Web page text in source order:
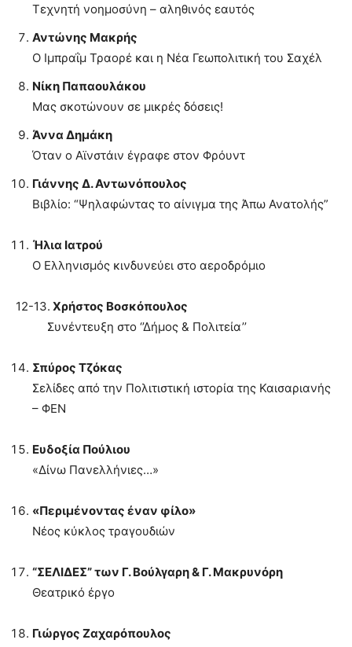
Τεχνητή νοημοσύνη – αληθινός εαυτός
Αντώνης Μακρής
Ο Ιμπραΐμ Τραορέ και η Νέα Γεωπολιτική του Σαχέλ
Νίκη Παπαουλάκου
Μας σκοτώνουν σε μικρές δόσεις!
Άννα Δημάκη
Όταν ο Αϊνστάιν έγραφε στον Φρόυντ
Γιάννης Δ. Αντωνόπουλος
Βιβλίο: “Ψηλαφώντας το αίνιγμα της Άπω Ανατολής”
Ήλια Ιατρού
Ο Ελληνισμός κινδυνεύει στο αεροδρόμιο
12-13. Χρήστος Βοσκόπουλος
Συνέντευξη στο ‘’Δήμος & Πολιτεία’’
Σπύρος Τζόκας
Σελίδες από την Πολιτιστική ιστορία της Καισαριανής
– ΦΕΝ
Ευδοξία Πούλιου
«Δίνω Πανελλήνιες…»
«Περιμένοντας έναν φίλο»
Νέος κύκλος τραγουδιών
“ΣΕΛΙΔΕΣ” των Γ. Βούλγαρη & Γ. Μακρυνόρη
Θεατρικό έργο
Γιώργος Ζαχαρόπουλος